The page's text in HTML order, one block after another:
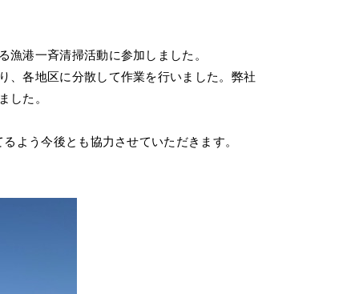
港一斉清掃活動に参加しました。
、各地区に分散して作業を行いました。弊社
した。
よう今後とも協力させていただきます。